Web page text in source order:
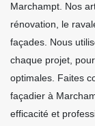
Marchampt. Nos
rénovation, le
façades. Nous
chaque projet,
optimales. Faites
façadier à
efficacité et